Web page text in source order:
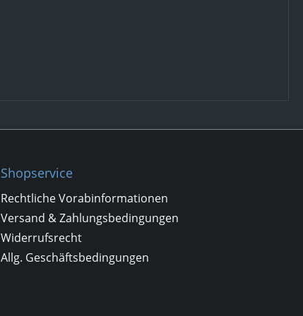
Shopservice
Rechtliche Vorabinformationen
Versand & Zahlungsbedingungen
Widerrufsrecht
Allg. Geschäftsbedingungen